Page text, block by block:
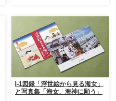
I-1図録「浮世絵から見る海女」
と写真集「海女、海神に願う」